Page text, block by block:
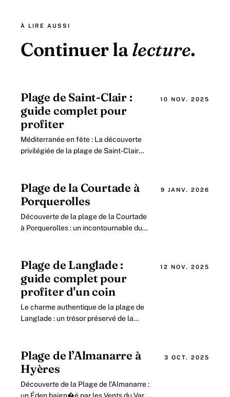
À LIRE AUSSI
Continuer lalecture.
Plage de Saint-Clair :
guide complet pour
profiter
Méditerranée en fête : La découverte
privilégiée de la plage de Saint-Clair
eaux.
10 NOV. 2025
Plage de la Courtade à
Porquerolles
Découverte de la plage de la Courtade
à Porquerolles : un incontournable du
9 JANV. 2026
Plage de Langlade :
guide complet pour
profiter d'un coin
Le charme authentique de la plage de
Langlade : un trésor préservé de la
distingue.
12 NOV. 2025
Plage de l’Almanarre à
Hyères
Découverte de la Plage de l’Almanarre :
3 OCT. 2025